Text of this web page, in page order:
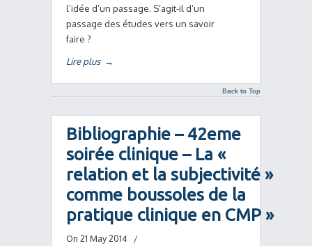
l’idée d’un passage. S’agit-il d’un
passage des études vers un savoir
faire ?
Lire plus →
Back to Top
Bibliographie – 42eme
soirée clinique – La «
relation et la subjectivité »
comme boussoles de la
pratique clinique en CMP »
On 21 May 2014
/